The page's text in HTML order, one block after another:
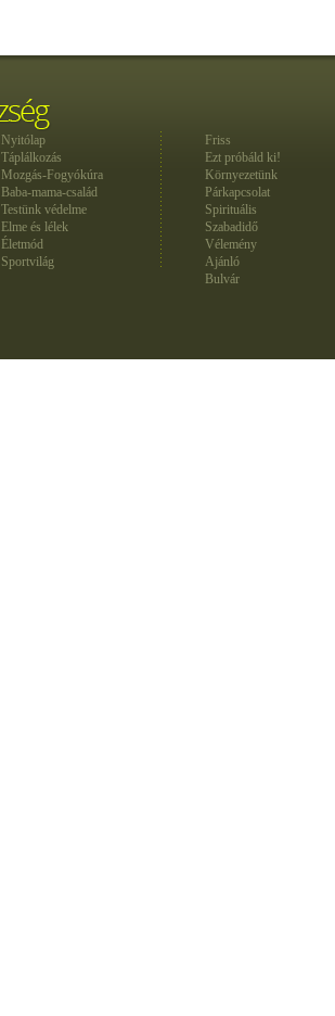
Nyitólap
Táplálkozás
Mozgás-Fogyókúra
Baba-mama-család
Testünk védelme
Elme és lélek
Életmód
Sportvilág
Friss
Ezt próbáld ki!
Környezetünk
Párkapcsolat
Spirituális
Szabadidő
Vélemény
Ajánló
Bulvár